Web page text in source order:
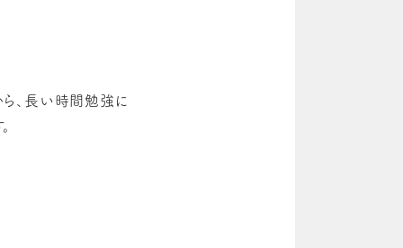
、長い時間勉強に